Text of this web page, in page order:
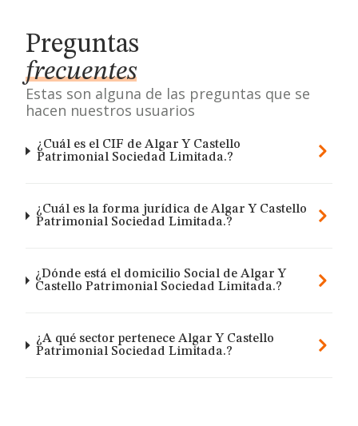
Preguntas
frecuentes
Estas son alguna de las preguntas que se
hacen nuestros usuarios
¿Cuál es el CIF de Algar Y Castello
Patrimonial Sociedad Limitada.?
¿Cuál es la forma jurídica de Algar Y Castello
Patrimonial Sociedad Limitada.?
¿Dónde está el domicilio Social de Algar Y
Castello Patrimonial Sociedad Limitada.?
¿A qué sector pertenece Algar Y Castello
Patrimonial Sociedad Limitada.?